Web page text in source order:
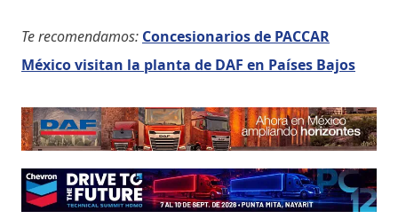
Te recomendamos: Concesionarios de PACCAR
México visitan la planta de DAF en Países Bajos